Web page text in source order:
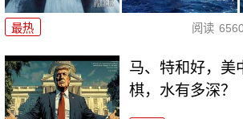
最热 阅读
马、特和好，美
棋，水有多深？